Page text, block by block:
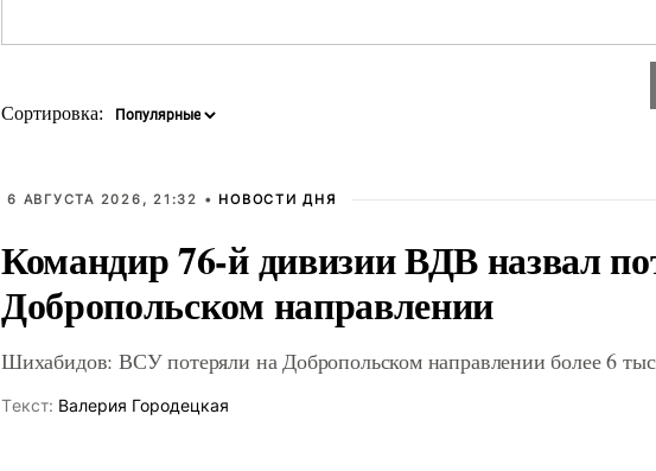
Сортировка:
6 АВГУСТА 2026, 21:32 • НОВОСТИ ДНЯ
Командир 76-й дивизии ВДВ назвал
Добропольском направлении
Шихабидов: ВСУ потеряли на Добропольском направлении более 6
Tекст: Валерия Городецкая